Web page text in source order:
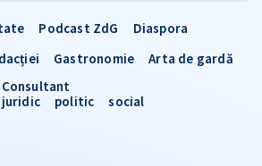
Podcast ZdG
Diaspora
Gastronomie
Arta de gardă
Consultant
juridic
politic social